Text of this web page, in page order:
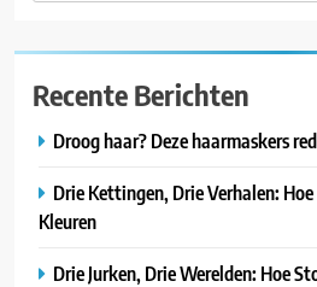
Recente Berichten
Droog haar? Deze haarmaskers
Drie Kettingen, Drie Verhalen:
Kleuren
Drie Jurken, Drie Werelden: Hoe